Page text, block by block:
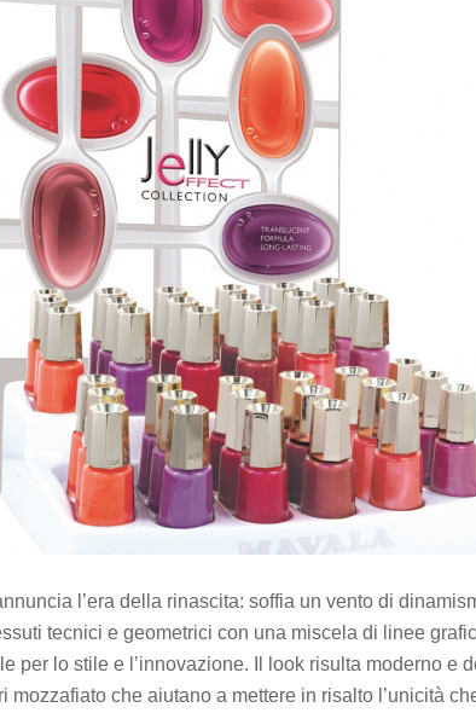
l’era della rinascita: soffia un vento di
tecnici e geometrici con una miscela di linee
per lo stile e l’innovazione. Il look risulta moderno e
che aiutano a mettere in risalto l’unicità